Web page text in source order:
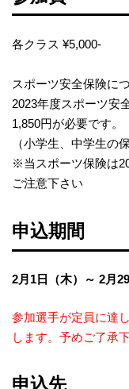
各クラス ¥5,000-
スポーツ安全保険に
2023年度スポーツ安
1,850円が必要です。
（小学生、中学生の
※当スポーツ保険は
ご注意下さい​
申込期間
2月1日（木）～ 2月
参加選手が定員に達
します。予めご了承下
申込先